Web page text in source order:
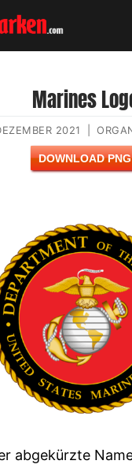
Marines
2021
DOWNLOAD PNG
abgekürzte